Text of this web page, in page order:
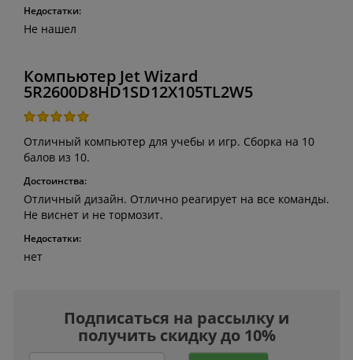
Недостатки:
Не нашел
Компьютер Jet Wizard
5R2600D8HD1SD12X105TL2W5
Отличный компьютер для учебы и игр. Сборка на 10
балов из 10.
Достоинства:
Отличный дизайн. Отлично реагирует на все команды.
Не виснет и не тормозит.
Недостатки:
нет
Подписаться на рассылку и
получить скидку до 10%